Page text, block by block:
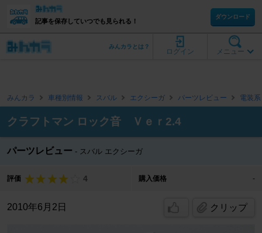
記事を保存していつでも見られる！
ダウンロード
メニュー
ログイン
みんカラとは？
みんカラ 車種別情報 スバル エクシーガ パーツレビュー 電装系
クラフトマン ロック音 Ｖｅｒ2.4
パーツレビュー スバル エクシーガ
評価 4 購入価格 -
2010年6月2日 クリップ